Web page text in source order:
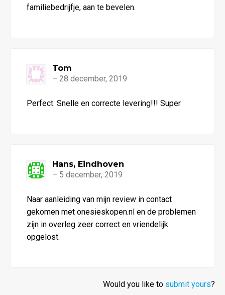
familiebedrijfje, aan te bevelen.
5 uit 5
Tom
– 28 december, 2019
Perfect. Snelle en correcte levering!!! Super
4uit 5
Hans, Eindhoven
– 5 december, 2019
Naar aanleiding van mijn review in contact
gekomen met onesieskopen.nl en de problemen
zijn in overleg zeer correct en vriendelijk
opgelost.
Would you like to submit yours?